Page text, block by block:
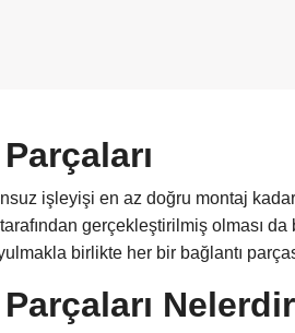
işleyişi en az doğru montaj
gerçekleştirilmiş olması
birlikte her bir bağlantı